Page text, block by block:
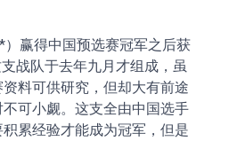
*）赢得中国预选赛冠军之后获
战队于去年九月才组成，虽
料可供研究，但却大有前途
可小觑。这支全由中国选手
累经验才能成为冠军，但是